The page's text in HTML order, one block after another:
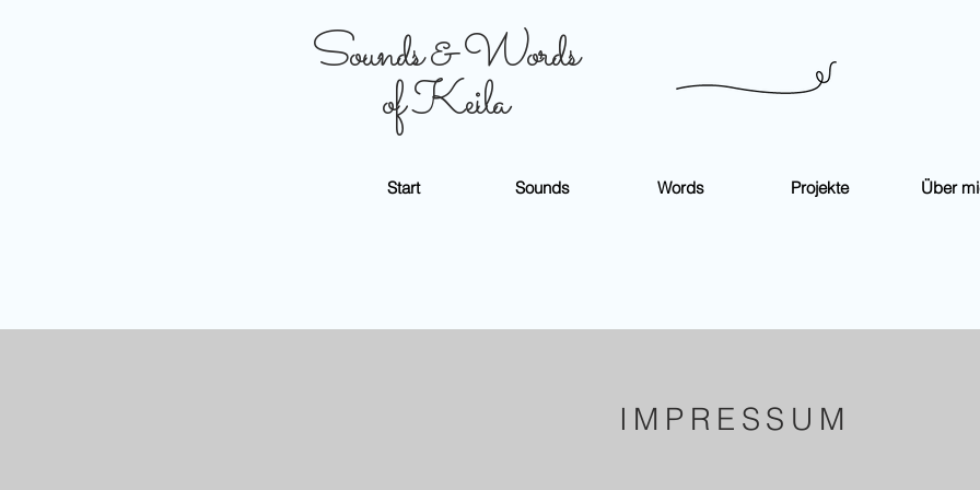
Sounds & Words
of Keila
Start Sounds Words Projekte Über
IMPRESSUM